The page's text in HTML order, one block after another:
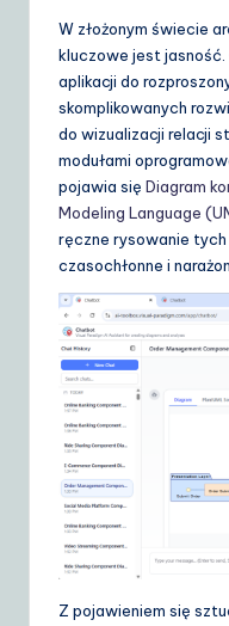
ai
ly
G
ui
d
o
A
ft
W złożonym świecie
kluczowe jest
aplikacji do
skomplikowanych
do wizualizacji relacji
modułami
pojawia się Diagram
Modeling Language
ręczne rysowanie
czasochłonne i
Z pojawieniem się